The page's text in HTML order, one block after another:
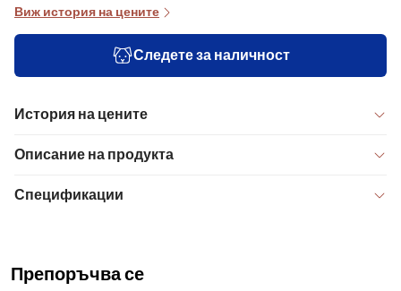
Виж история на цените
Следете за наличност
История на цените
Описание на продукта
Спецификации
Препоръчва се